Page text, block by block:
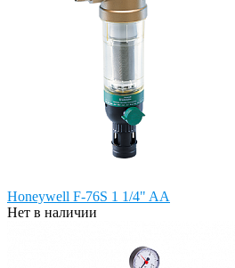
Honeywell F-76S 1 1/4" AA
Нет в наличии